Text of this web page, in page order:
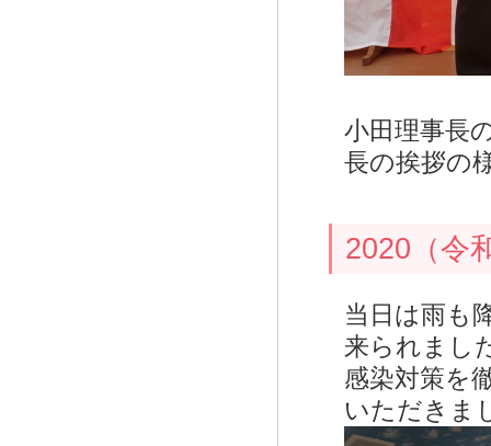
小田理事長
長の挨拶の
2020（令
当日は雨も
来られまし
感染対策を
いただきま